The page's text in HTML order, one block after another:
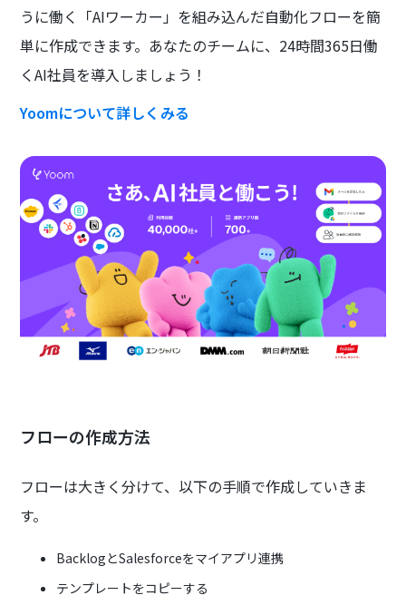
うに働く「AIワーカー」を組み込んだ自動化フローを簡
単に作成できます。あなたのチームに、24時間365日働
くAI社員を導入しましょう！
Yoomについて詳しくみる
フローの作成方法
フローは大きく分けて、以下の手順で作成していきま
す。
BacklogとSalesforceをマイアプリ連携
テンプレートをコピーする